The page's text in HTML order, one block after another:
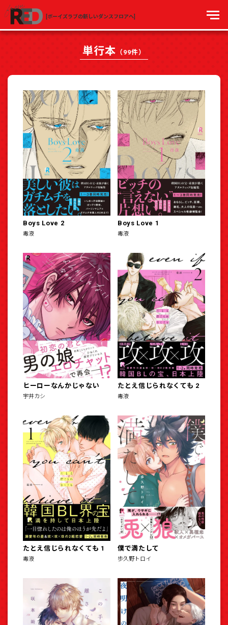
[ボーイズラブの新しいダンスフロアへ]
単行本 （99件）
Boys Love 2
毒液
Boys Love 1
毒液
ヒーローなんかじゃない
宇井カシ
たとえ信じられなくても 2
毒液
たとえ信じられなくても 1
毒液
僕で満たして
歩久野トロイ